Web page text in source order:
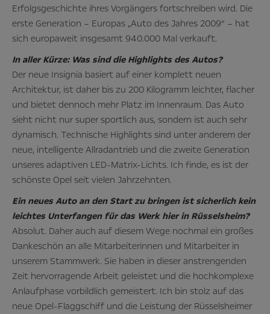
Erfolgsgeschichte ihres Vorgängers fortschreiben wird. Die
erste Generation – Europas „Auto des Jahres 2009“ – hat
sich europaweit insgesamt 940.000 Mal verkauft.
In aller Kürze: Was sind die Highlights des Autos?
Der neue Insignia basiert auf einer komplett neuen
Architektur, ist daher bis zu 200 Kilogramm leichter, flacher
und bietet dennoch mehr Platz im Innenraum. Das Auto
sieht nicht nur super sportlich aus, sondern ist auch sehr
dynamisch. Technische Highlights sind unter anderem der
neue, intelligente Allradantrieb und die zweite Generation
unseres adaptiven LED-Matrix-Lichts. Ich finde, es ist der
schönste Opel seit vielen Jahrzehnten.
Ein neues Auto an den Start zu bringen ist sicherlich kein
leichtes Unterfangen für das Werk hier in Rüsselsheim?
Absolut. Daher auch auf diesem Wege nochmal ein großes
Dankeschön an alle Mitarbeiterinnen und Mitarbeiter in
unserem Stammwerk. Sie haben in dieser anstrengenden
Zeit hervorragende Arbeit geleistet und die hochkomplexe
Anlaufphase vorbildlich gemeistert. Ich bin stolz auf das
neue Opel-Flaggschiff und die Leistung der Rüsselsheimer